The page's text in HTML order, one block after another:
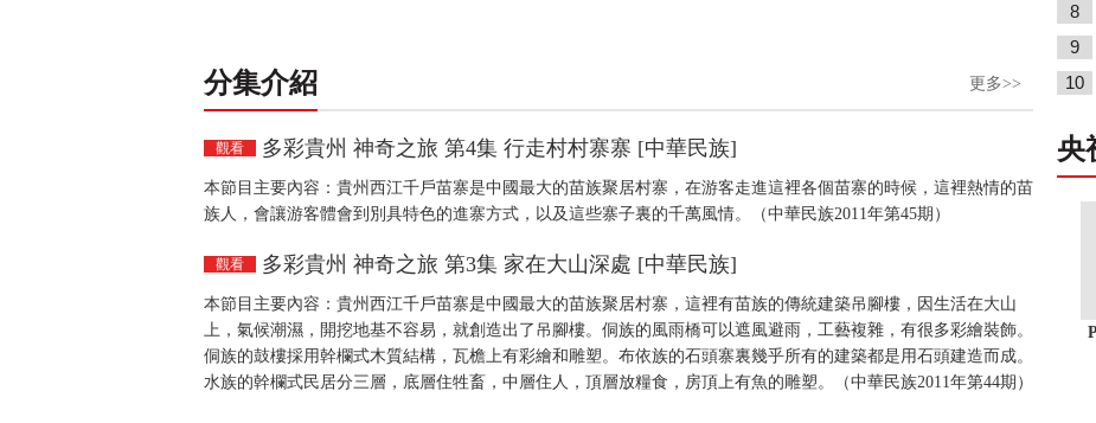
分集介紹 更多>>
觀看 多彩貴州 神奇之旅 第4集 行走村村寨寨 [中華民族]
本節目主要內容：貴州西江千戶苗寨是中國最大的苗族聚居村寨，在游客走進這裡各個苗寨的時候，這裡熱情的苗
族人，會讓游客體會到別具特色的進寨方式，以及這些寨子裏的千萬風情。（中華民族2011年第45期）
觀看 多彩貴州 神奇之旅 第3集 家在大山深處 [中華民族]
本節目主要內容：貴州西江千戶苗寨是中國最大的苗族聚居村寨，這裡有苗族的傳統建築吊腳樓，因生活在大山
上，氣候潮濕，開挖地基不容易，就創造出了吊腳樓。侗族的風雨橋可以遮風避雨，工藝複雜，有很多彩繪裝飾。
侗族的鼓樓採用幹欄式木質結構，瓦檐上有彩繪和雕塑。布依族的石頭寨裏幾乎所有的建築都是用石頭建造而成。
水族的幹欄式民居分三層，底層住牲畜，中層住人，頂層放糧食，房頂上有魚的雕塑。（中華民族2011年第44期）
8
9
10
央